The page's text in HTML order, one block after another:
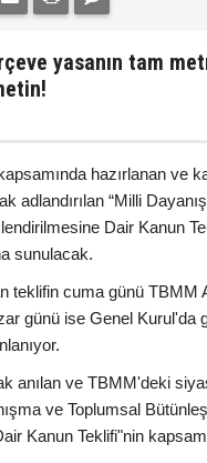
yasanın tam
hazırlanan ve
adlandırılan “Milli
Dair Kanun
sunulacak.
teklifin cuma günü TBMM
günü ise Genel Kurul'da
anılan ve TBMM'deki
ve Toplumsal
Kanun Teklifi"nin